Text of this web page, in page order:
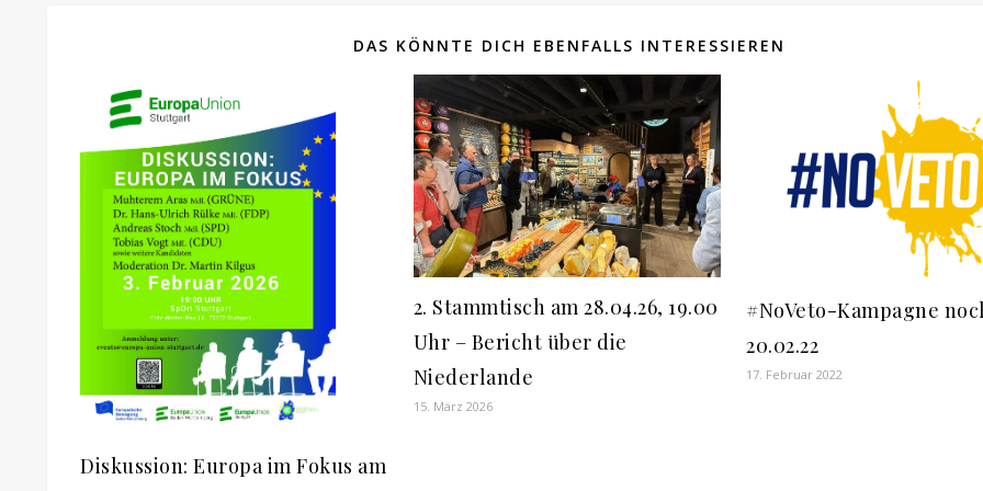
DAS KÖNNTE DICH EBENFALLS INTERESSIEREN
Diskussion: Europa im Fokus am
2. Stammtisch am 28.04.26, 19.00
Uhr – Bericht über die
Niederlande
15. März 2026
#NoVeto-Kampagne
20.02.22
17. Februar 2022